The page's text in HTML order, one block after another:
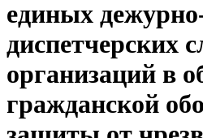
единых
диспетчерских
организаций в
гражданской